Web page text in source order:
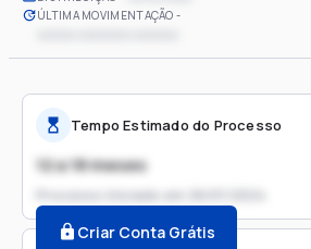
ÚLTIMA MOVIMENTAÇÃO
Tempo Estimado do Processo
12 a 18 meses
Processo iniciado em
Criar Conta Grátis